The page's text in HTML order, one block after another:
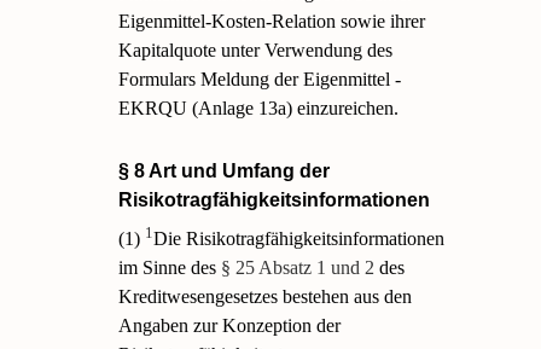
Eigenmittel-Kosten-Relation sowie ihrer
Kapitalquote unter Verwendung des
Formulars Meldung der Eigenmittel -
EKRQU (Anlage 13a) einzureichen.
§ 8 Art und Umfang der
Risikotragfähigkeitsinformationen
(1) 1Die Risikotragfähigkeitsinformationen
im Sinne des § 25 Absatz 1 und 2 des
Kreditwesengesetzes bestehen aus den
Angaben zur Konzeption der